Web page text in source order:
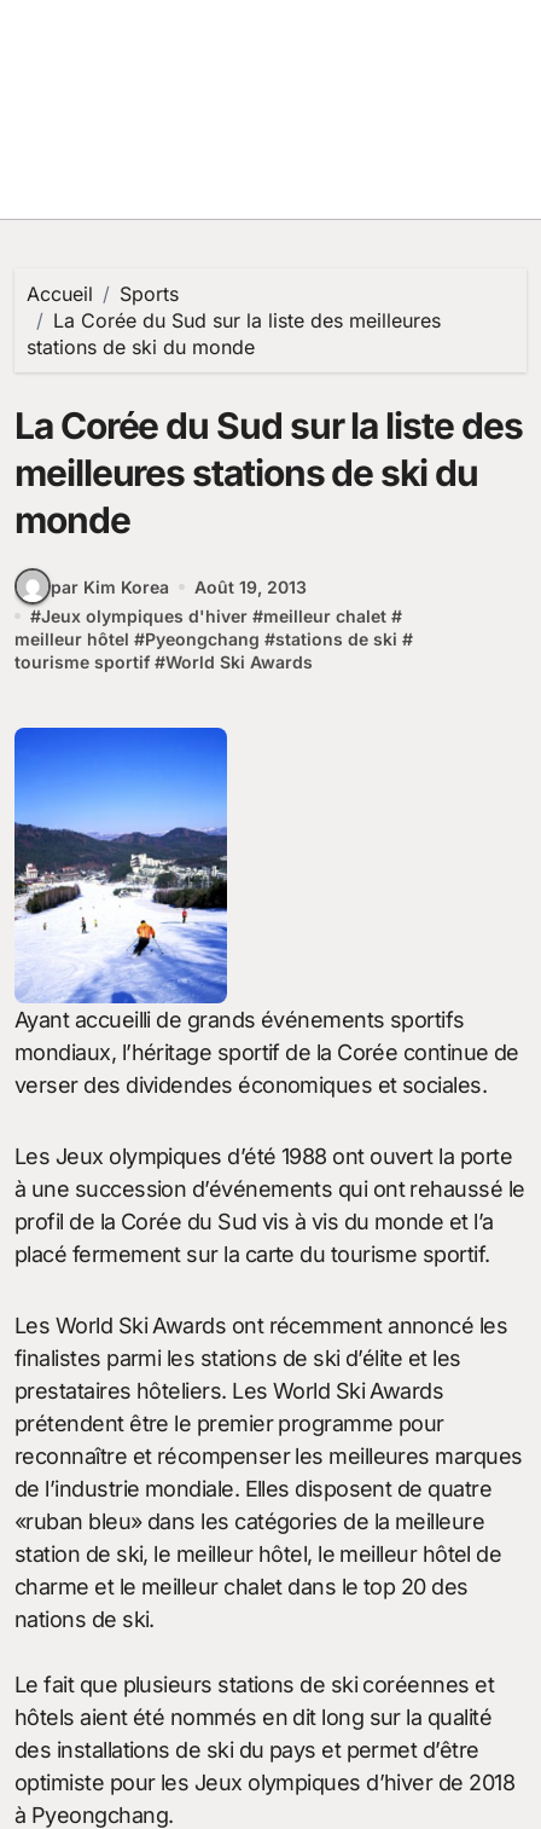
Accueil
Sports
La Corée du Sud sur la liste des meilleures
stations de ski du monde
La Corée du Sud sur la liste des
meilleures stations de ski du
monde
par Kim Korea
Août 19, 2013
#Jeux olympiques d'hiver #meilleur chalet #
meilleur hôtel #Pyeongchang #stations de ski #
tourisme sportif #World Ski Awards
Ayant accueilli de grands événements sportifs
mondiaux, l’héritage sportif de la Corée continue de
verser des dividendes économiques et sociales.
Les Jeux olympiques d’été 1988 ont ouvert la porte
à une succession d’événements qui ont rehaussé le
profil de la Corée du Sud vis à vis du monde et l’a
placé fermement sur ​​la carte du tourisme sportif.
Les World Ski Awards ont récemment annoncé les
finalistes parmi les stations de ski d’élite et les
prestataires hôteliers. Les World Ski Awards
prétendent être le premier programme pour
reconnaître et récompenser les meilleures marques
de l’industrie mondiale. Elles disposent de quatre
«ruban bleu» dans les catégories de la meilleure
station de ski, le meilleur hôtel, le meilleur hôtel de
charme et le meilleur chalet dans le top 20 des
nations de ski.
Le fait que plusieurs stations de ski coréennes et
hôtels aient été nommés en dit long sur la qualité
des installations de ski du pays et permet d’être
optimiste pour les Jeux olympiques d’hiver de 2018
à Pyeongchang.